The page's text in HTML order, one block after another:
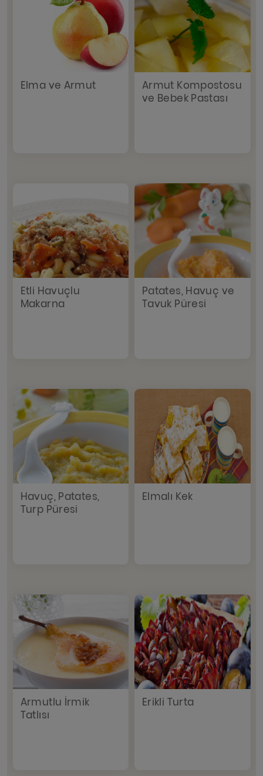
Elma ve Armut
Armut Kompostosu
ve Bebek Pastası
Etli Havuçlu
Makarna
Patates, Havuç ve
Tavuk Püresi
Havuç, Patates,
Turp Püresi
Elmalı Kek
Armutlu İrmik
Tatlısı
Erikli Turta